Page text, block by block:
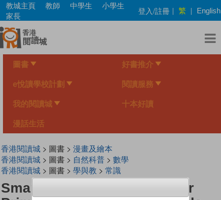
Skip
main
content
教城主頁 教師 中學生
小學生
家長
登入/註冊 | 繁 | English
圖書 好書推介
e悅讀學校計劃 閱讀服務
我的閱讀城 十本好讀
漫話生活
香港閱讀城> 圖書 > 漫畫及繪本
香港閱讀城> 圖書 > 自然科普> 數學
香港閱讀城> 圖書 > 學與教 > 常識
Smart Mathematicians Lower